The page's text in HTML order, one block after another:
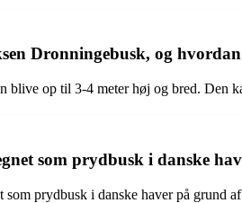
Dronningebusk, og
blive op til 3-4 meter høj og bred. Den
som prydbusk i danske
som prydbusk i danske haver på